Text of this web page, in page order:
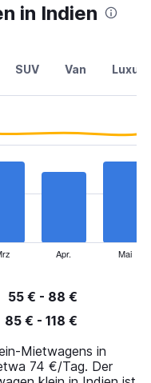
in Indien
SUV Van
Apr. Mai
55 € - 88 €
85 € - 118 €
Mietwagens in
74 €/Tag. Der